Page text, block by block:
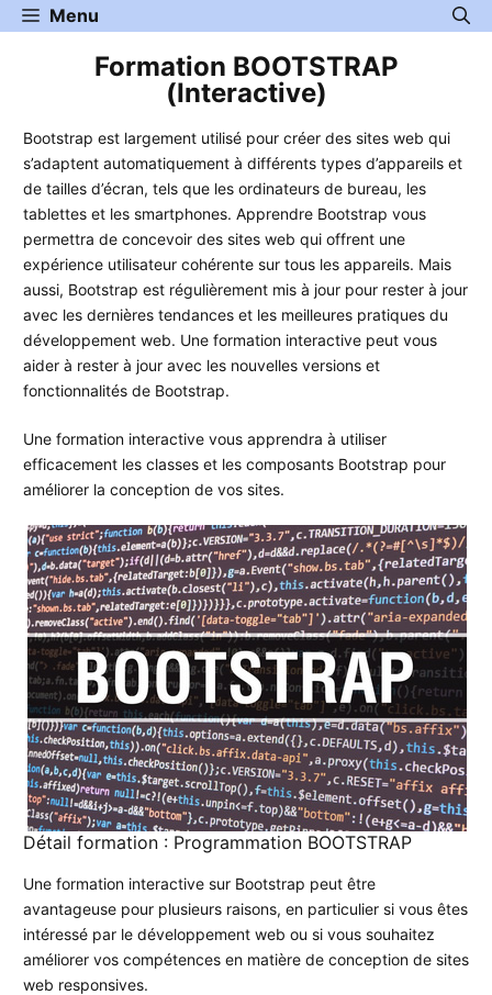
Aller
au
Menu
Formation BOOTSTRAP
(Interactive)
Bootstrap est largement utilisé pour créer des sites web qui
s’adaptent automatiquement à différents types d’appareils et
de tailles d’écran, tels que les ordinateurs de bureau, les
tablettes et les smartphones. Apprendre Bootstrap vous
permettra de concevoir des sites web qui offrent une
expérience utilisateur cohérente sur tous les appareils. Mais
aussi, Bootstrap est régulièrement mis à jour pour rester à jour
avec les dernières tendances et les meilleures pratiques du
développement web. Une formation interactive peut vous
aider à rester à jour avec les nouvelles versions et
fonctionnalités de Bootstrap.
Une formation interactive vous apprendra à utiliser
efficacement les classes et les composants Bootstrap pour
améliorer la conception de vos sites.
Détail formation : Programmation BOOTSTRAP
Une formation interactive sur Bootstrap peut être
avantageuse pour plusieurs raisons, en particulier si vous êtes
intéressé par le développement web ou si vous souhaitez
améliorer vos compétences en matière de conception de sites
web responsives.